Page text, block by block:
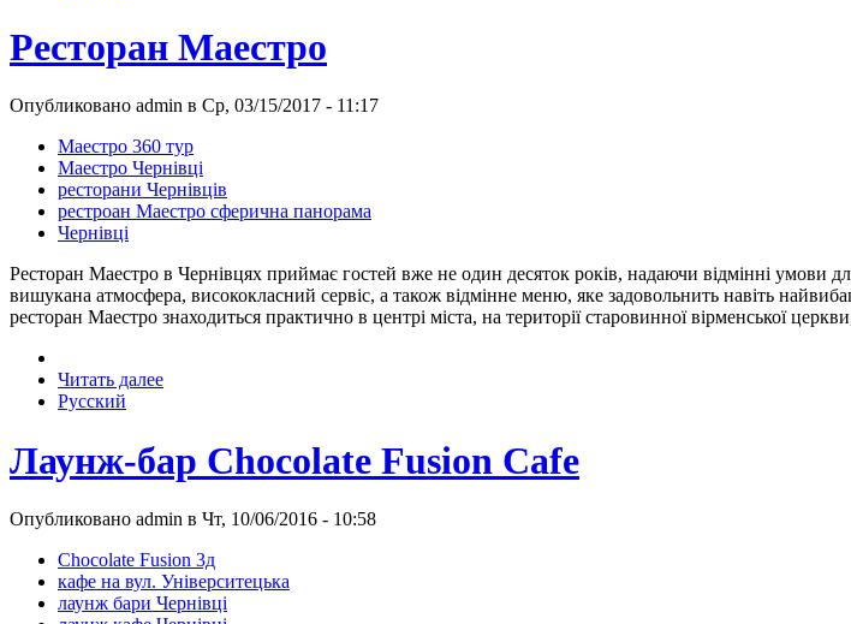
Ресторан Маестро
Опубликовано admin в Ср, 03/15/2017 - 11:17
Маестро 360 тур
Маестро Чернівці
ресторани Чернівців
рестроан Маестро сферична панорама
Чернівці
Ресторан Маестро в Чернівцях приймає гостей вже не один десяток років, надаючи відмінні умови
вишукана атмосфера, висококласний сервіс, а також відмінне меню, яке задовольнить навіть
ресторан Маестро знаходиться практично в центрі міста, на території старовинної вірменської
Читать далее
Русский
Лаунж-бар Chocolate Fusion Cafe
Опубликовано admin в Чт, 10/06/2016 - 10:58
Chocolate Fusion 3д
кафе на вул. Університецька
лаунж бари Чернівці